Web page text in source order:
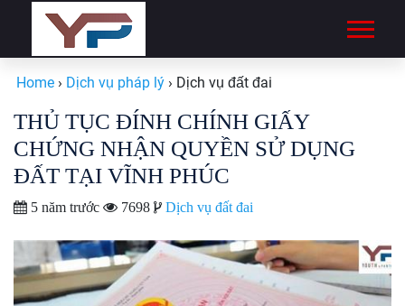
Home › Dịch vụ pháp lý › Dịch vụ đất đai
THỦ TỤC ĐÍNH CHÍNH GIẤY
CHỨNG NHẬN QUYỀN SỬ DỤNG
ĐẤT TẠI VĨNH PHÚC
5 năm trước 7698 Dịch vụ đất đai